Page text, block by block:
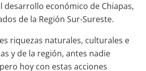
desarrollo económico de Chiapas,
de la Región Sur-Sureste.
riquezas naturales, culturales e
y de la región, antes nadie
hoy con estas acciones